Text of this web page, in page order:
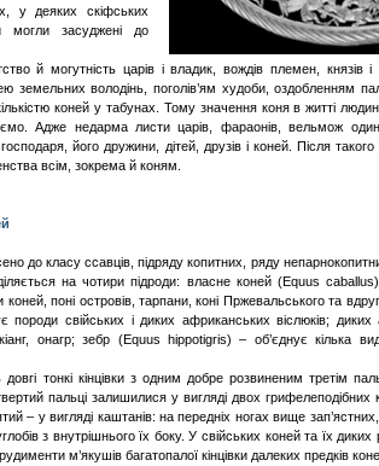
у деяких скіфських
могли засуджені до
й могутність царів і владик, вождів племен, князів
земельних володінь, поголів’ям худоби, оздобленням
коней у табунах. Тому значення коня в житті
Адже недарма листи царів, фараонів, вельмож
його дружини, дітей, друзів і коней. Після
всім, зокрема й коням.
до класу ссавців,підряду копитних, ряду
на чотири підроди: власне коней (Equus caballus
коней, поні островів, тарпани, коні Пржевальського та
породи свійських і диких африканських віслюків; диких
онагр; зебр (Equus hippotigris) – об’єднує кілька
тонкі кінцівки з одним добре розвиненим третім
пальці залишилися у вигляді двохгрифелеподібних
– у вигляді каштанів: на передніх ногах вище
з внутрішнього їх боку. У свійських коней та їх диких
м’якушів багатопалої кінцівки далеких предків